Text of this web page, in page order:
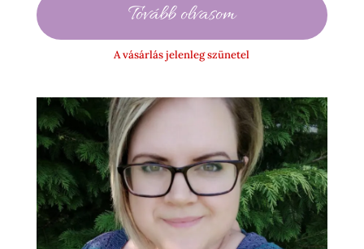
Tovább olvasom
A vásárlás jelenleg szünetel